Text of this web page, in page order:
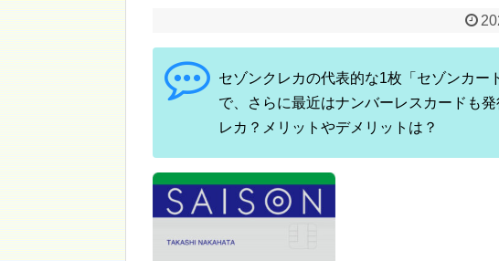
セゾンクレカの代表的な1枚「セゾンカー
で、さらに最近はナンバーレスカードも
レカ？メリットやデメリットは？